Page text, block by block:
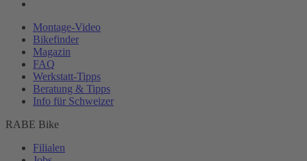
Montage-Video
Bikefinder
Magazin
FAQ
Werkstatt-Tipps
Beratung & Tipps
Info für Schweizer
RABE Bike
Filialen